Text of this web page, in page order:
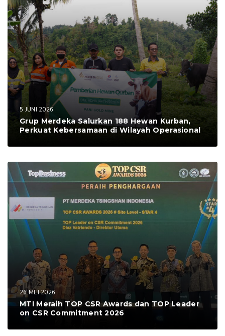
5 JUNI 2026
Grup Merdeka Salurkan 188 Hewan Kurban,
Perkuat Kebersamaan di Wilayah Operasional
26 MEI 2026
MTI Meraih TOP CSR Awards dan TOP Leader
on CSR Commitment 2026